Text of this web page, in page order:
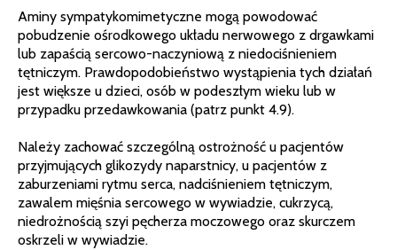
Aminy sympatykomimetyczne mogą powodować
pobudzenie ośrodkowego układu nerwowego z drgawkami
lub zapaścią sercowo-naczyniową z niedociśnieniem
tętniczym. Prawdopodobieństwo wystąpienia tych działań
jest większe u dzieci, osób w podeszłym wieku lub w
przypadku przedawkowania (patrz punkt 4.9).
Należy zachować szczególną ostrożność u pacjentów
przyjmujących glikozydy naparstnicy, u pacjentów z
zaburzeniami rytmu serca, nadciśnieniem tętniczym,
zawalem mięśnia sercowego w wywiadzie, cukrzycą,
niedrożnością szyi pęcherza moczowego oraz skurczem
oskrzeli w wywiadzie.